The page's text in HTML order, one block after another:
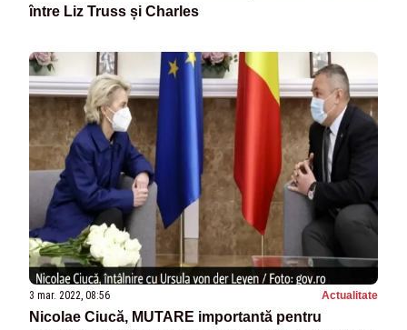
între Liz Truss și Charles
3 mar. 2022, 08:56 Actualitate
Nicolae Ciucă, MUTARE importantă pentru